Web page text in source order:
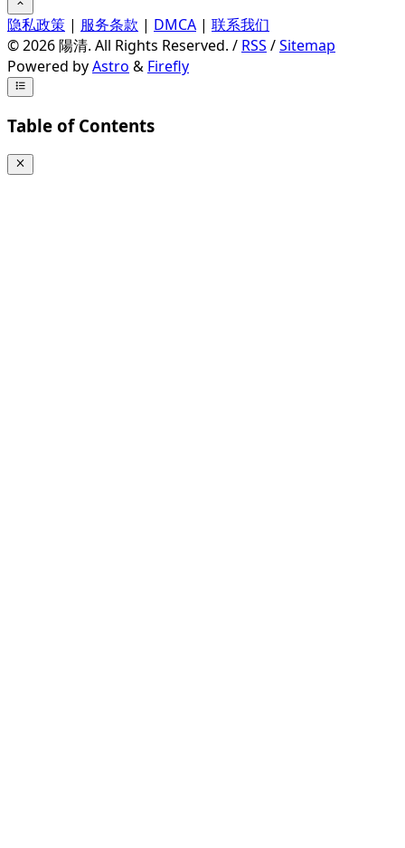
隐私政策 | 服务条款 | DMCA | 联系我们
©2026陽清. All Rights Reserved. / RSS /Sitemap
Powered byAstro & Firefly
Table of Contents